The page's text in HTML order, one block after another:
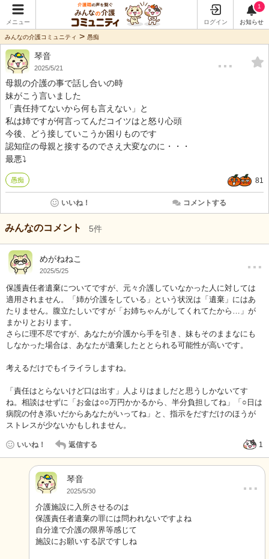
メニュー ログイン
1
お知らせ
みんなの介護コミュニティ > 愚痴
琴音
2025/5/21 …
母親の介護の事で話し合いの時
妹がこう言いました
「責任持てないから何も言えない」と
私は姉ですが何言ってんだコイツはと怒り心頭
今後、どう接していこうか困りものです
認知症の母親と接するのでさえ大変なのに・・・
最悪⤵️
愚痴 81
いいね！ コメントする
みんなのコメント 5件
めがねねこ
2025/5/25 …
保護責任者遺棄についてですが、元々介護していなかった人に対しては
適用されません。「姉が介護をしている」という状況は「遺棄」にはあ
たりません。腹立たしいですが「お姉ちゃんがしてくれてたから…」が
まかりとおります。
さらに理不尽ですが、あなたが介護から手を引き、妹もそのままなにも
しなかった場合は、あなたが遺棄したととられる可能性が高いです。
考えるだけでもイライラしますね。
「責任はとらないけど口は出す」人よりはましだと思うしかないてす
ね。相談はせずに「お金は○○万円かかるから、半分負担してね」「○日は
病院の付き添いだからあなたがいってね」と、指示をだすだけのほうが
ストレスが少ないかもしれません。
いいね！ 返信する 1
琴音
2025/5/30 …
介護施設に入所させるのは
保護責任者遺棄の罪には問われないですよね
自分達で介護の限界等感じて
施設にお願いする訳ですしね